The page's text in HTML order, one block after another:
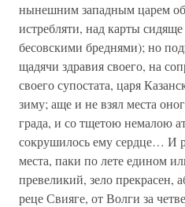
нынешним западным царем
истребляти, над карты
бесовскими бреднями); но
щадячи здравия своего, на
своего супостата, царя
зиму; аще и не взял места
града, и со тщетою немалою
сокрушилось ему сердце… И
места, паки по лете едином
превеликий, зело прекрасен,
реце Свияге, от Волги за